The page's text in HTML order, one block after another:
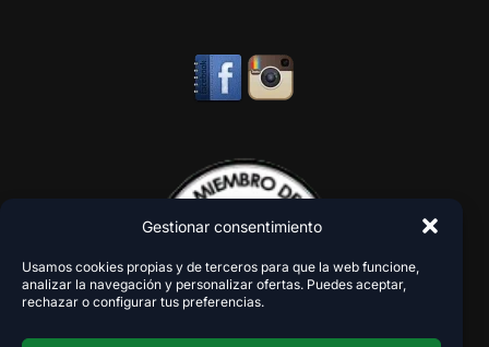
Gestionar consentimiento
Usamos cookies propias y de terceros para que la web funcione,
analizar la navegación y personalizar ofertas. Puedes aceptar,
rechazar o configurar tus preferencias.